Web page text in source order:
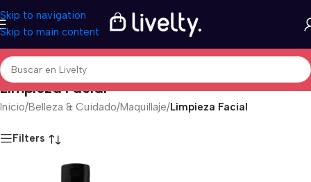
Skip to navigation
Skip to main content
Limpieza Facial
Inicio/Belleza & Cuidado/Maquillaje/Limpieza Facial
Filters